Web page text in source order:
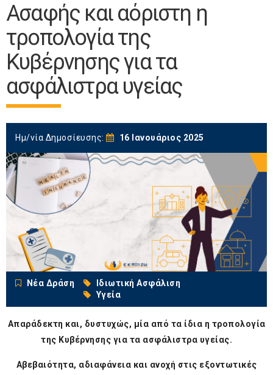
Ασαφής και αόριστη η
τροπολογία της
Κυβέρνησης για τα
ασφάλιστρα υγείας
Ημ/νία Δημοσίευσης: 16 Ιανουάριος 2025
Νέα Δράση
Ιδιωτική Ασφάλιση
Υγεία
Απαράδεκτη και, δυστυχώς, μία από τα ίδια η τροπολογία
της Κυβέρνησης για τα ασφάλιστρα υγείας.
Αβεβαιότητα, αδιαφάνεια και ανοχή στις εξοντωτικές